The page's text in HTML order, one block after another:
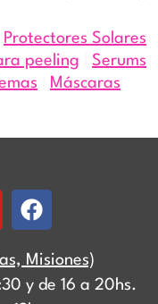
Protectores Solares
peeling
Serums
Máscaras
Facebook
Misiones)
y de 16 a 20hs.